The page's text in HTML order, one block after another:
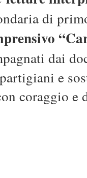
di
dai
e
coraggio e